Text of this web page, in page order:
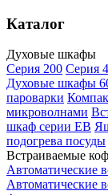
Каталог
Духовые шкафы
Серия 200 Серия
Духовые шкафы
пароварки
микроволнами
шкаф серии EB
подогрева посуды
Встраиваемые
Автоматические
Автоматические